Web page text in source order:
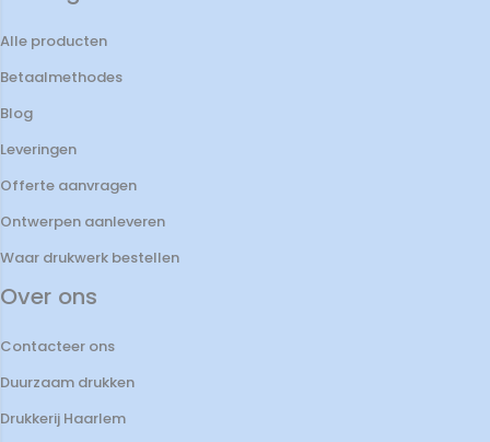
Alle producten
Betaalmethodes
Blog
Leveringen
Offerte aanvragen
Ontwerpen aanleveren
Waar drukwerk bestellen
Over ons
Contacteer ons
Duurzaam drukken
Drukkerij Haarlem